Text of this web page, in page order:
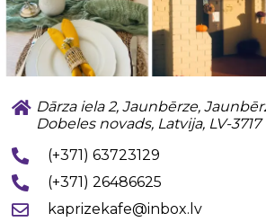
Dārza iela 2, Jaunbērze,
Dobeles novads, Latvija, LV-3717
(+371) 63723129
(+371) 26486625
kaprizekafe@inbox.lv